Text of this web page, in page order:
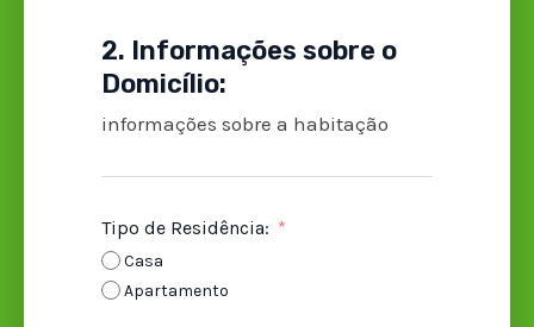
2. Informações sobre o
Domicílio:
informações sobre a habitação
Tipo de Residência:
Casa
Apartamento